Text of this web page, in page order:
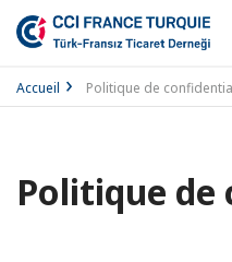
Accueil Politique de
Politique